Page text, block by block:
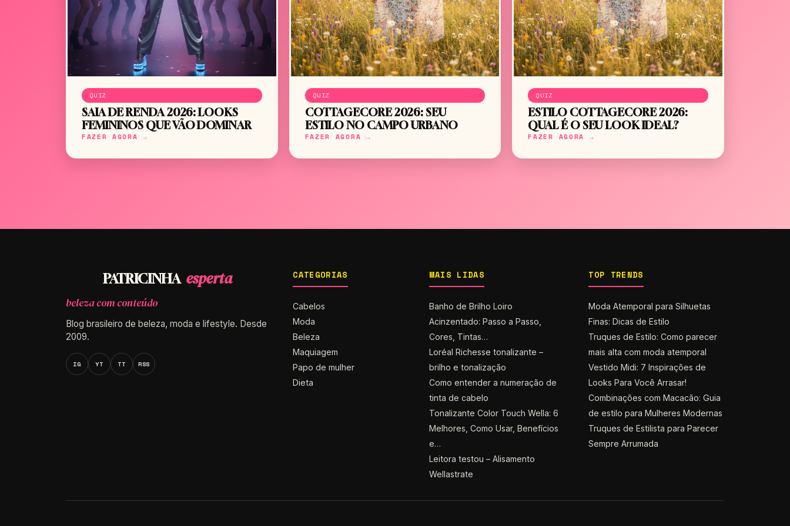
QUIZ
SAIA DE RENDA 2026: LOOKS
FEMININOS QUE VÃO DOMINAR
FAZER AGORA →
QUIZ
COTTAGECORE 2026: SEU
ESTILO NO CAMPO URBANO
FAZER AGORA →
QUIZ
ESTILO COTTAGECORE 2026:
QUAL É O SEU LOOK IDEAL?
FAZER AGORA →
PATRICINHA esperta
beleza com conteúdo
Blog brasileiro de beleza, moda e lifestyle. Desde
2009.
IG YT TT RSS
CATEGORIAS
Cabelos
Moda
Beleza
Maquiagem
Papo de mulher
Dieta
MAIS LIDAS
Banho de Brilho Loiro
Acinzentado: Passo a Passo,
Cores, Tintas…
Loréal Richesse tonalizante –
brilho e tonalização
Como entender a numeração de
tinta de cabelo
Tonalizante Color Touch Wella: 6
Melhores, Como Usar, Benefícios
e…
Leitora testou – Alisamento
Wellastrate
TOP TRENDS
Moda Atemporal para Silhuetas
Finas: Dicas de Estilo
Truques de Estilo: Como parecer
mais alta com moda atemporal
Vestido Midi: 7 Inspirações de
Looks Para Você Arrasar!
Combinações com Macacão: Guia
de estilo para Mulheres Modernas
Truques de Estilista para Parecer
Sempre Arrumada